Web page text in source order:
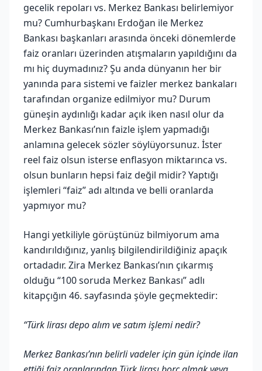
gecelik repoları vs. Merkez Bankası belirlemiyor
mu? Cumhurbaşkanı Erdoğan ile Merkez
Bankası başkanları arasında önceki dönemlerde
faiz oranları üzerinden atışmaların yapıldığını da
mı hiç duymadınız? Şu anda dünyanın her bir
yanında para sistemi ve faizler merkez bankaları
tarafından organize edilmiyor mu? Durum
güneşin aydınlığı kadar açık iken nasıl olur da
Merkez Bankası’nın faizle işlem yapmadığı
anlamına gelecek sözler söylüyorsunuz. İster
reel faiz olsun isterse enflasyon miktarınca vs.
olsun bunların hepsi faiz değil midir? Yaptığı
işlemleri “faiz” adı altında ve belli oranlarda
yapmıyor mu?
Hangi yetkiliyle görüştünüz bilmiyorum ama
kandırıldığınız, yanlış bilgilendirildiğiniz apaçık
ortadadır. Zira Merkez Bankası’nın çıkarmış
olduğu “100 soruda Merkez Bankası” adlı
kitapçığın 46. sayfasında şöyle geçmektedir:
“Türk lirası depo alım ve satım işlemi nedir?
Merkez Bankası’nın belirli vadeler için gün içinde ilan